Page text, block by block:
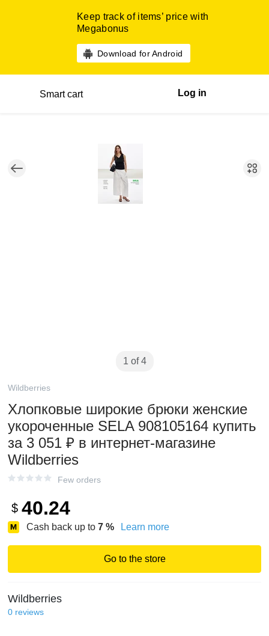
Keep track of items’ price with
Megabonus
Download for Android
Smart cart Log in
1 of 4
Wildberries
Хлопковые широкие брюки женские
укороченные SELA 908105164 купить
за 3 051 ₽ в интернет‑магазине
Wildberries
Few orders
$ 40.24
Cash back up to 7 % Learn more
Go to the store
Wildberries
0 reviews